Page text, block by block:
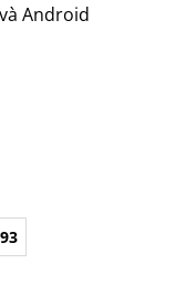
Android
93